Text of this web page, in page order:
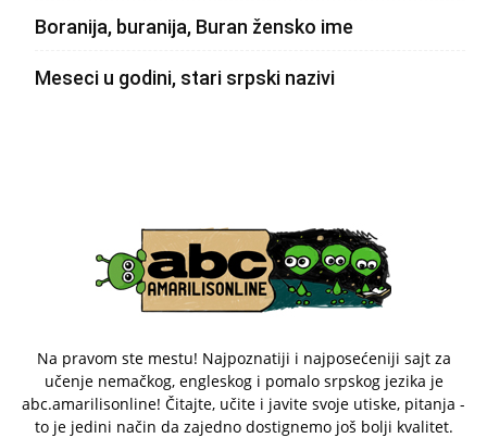
Boranija, buranija, Buran žensko ime
Meseci u godini, stari srpski nazivi
Na pravom ste mestu! Najpoznatiji i najposećeniji sajt za
učenje nemačkog, engleskog i pomalo srpskog jezika je
abc.amarilisonline! Čitajte, učite i javite svoje utiske, pitanja -
to je jedini način da zajedno dostignemo još bolji kvalitet.